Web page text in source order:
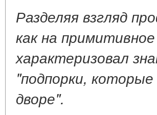
Разделяя взгляд
как на
характеризовал
"подпорки,
дворе".